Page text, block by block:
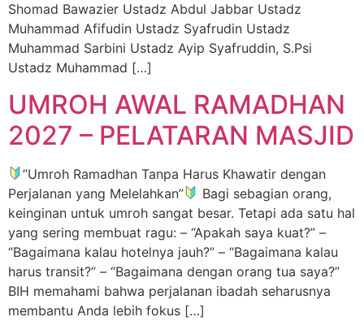
Shomad Bawazier Ustadz Abdul Jabbar Ustadz
Muhammad Afifudin Ustadz Syafrudin Ustadz
Muhammad Sarbini Ustadz Ayip Syafruddin, S.Psi
Ustadz Muhammad […]
UMROH AWAL RAMADHAN
2027 – PELATARAN MASJID
”Umroh Ramadhan Tanpa Harus Khawatir dengan
Perjalanan yang Melelahkan”
Bagi sebagian orang,
keinginan untuk umroh sangat besar. Tetapi ada satu hal
yang sering membuat ragu: – “Apakah saya kuat?” –
“Bagaimana kalau hotelnya jauh?” – “Bagaimana kalau
harus transit?” – “Bagaimana dengan orang tua saya?”
BIH memahami bahwa perjalanan ibadah seharusnya
membantu Anda lebih fokus […]